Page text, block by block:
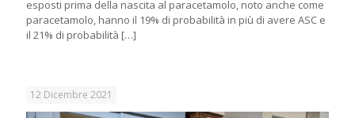
esposti prima della nascita al paracetamolo, noto anche come
paracetamolo, hanno il 19% di probabilità in più di avere ASC e
il 21% di probabilità […]
12 Dicembre 2021